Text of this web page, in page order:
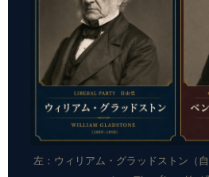
左：ウィリアム・グラッドストン（